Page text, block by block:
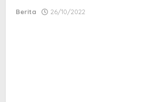
Berita 26/10/2022